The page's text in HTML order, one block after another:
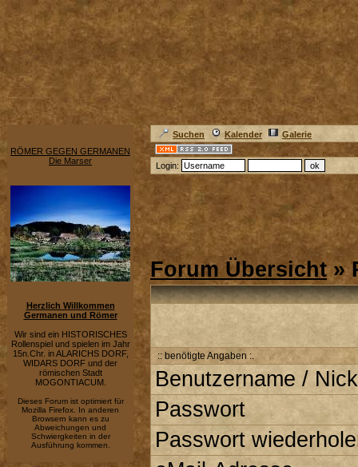
RÖMER GEGEN GERMANEN
Die Marser
Herzlich Willkommen
Germanen und Römer
Wir sind ein HISTORISCHES
Rollenspiel und spielen im Jahr
15n.Chr. in ALARICHS DORF,
WIDARS DORF und der
römischen Stadt
MOGONTIACUM.
Dieses Forum ist optimiert für
Mozilla Firefox. In anderen
Browsern kann es zu
Abweichungen und
Schwiergkeiten in der
Ausführung kommen.
Suchen Kalender Galerie
Login:
Forum Übersicht»
:: benötigte Angaben :.
Benutzername / Nick
Passwort
Passwort